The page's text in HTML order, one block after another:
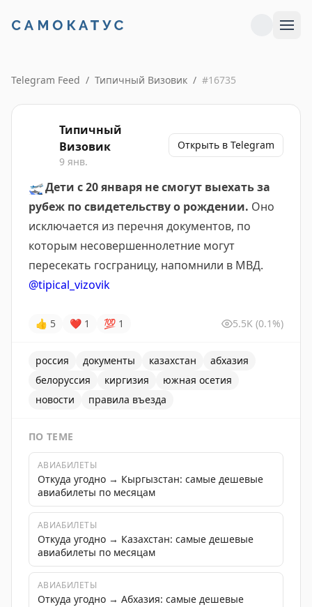
Telegram Feed / Типичный Визовик / #16735
Типичный
Визовик
9 янв.
Открыть в Telegram
🛫Дети с 20 января не смогут выехать за
рубеж по свидетельству о рождении. Оно
исключается из перечня документов, по
которым несовершеннолетние могут
пересекать госграницу, напомнили в МВД.
@tipical_vizovik
👍 5 ❤ 1 💯 1 5.5K (0.1%)
россия документы казахстан
абхазия
белоруссия
киргизия
южная осетия
новости
правила въезда
ПО ТЕМЕ
АВИАБИЛЕТЫ
Откуда угодно → Кыргызстан: самые дешевые
авиабилеты по месяцам
АВИАБИЛЕТЫ
Откуда угодно → Казахстан: самые дешевые
авиабилеты по месяцам
АВИАБИЛЕТЫ
Откуда угодно → Абхазия: самые дешевые